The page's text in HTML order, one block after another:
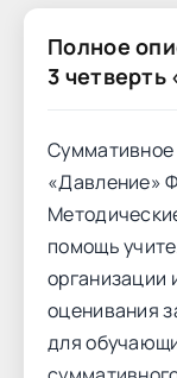
Полное
3 четверть
Суммативное
«Давление»
помощь
организации
оценивания
для